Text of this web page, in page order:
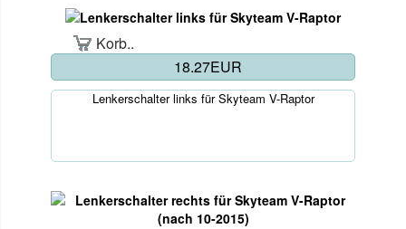
Korb..
18.27EUR
Lenkerschalter links für Skyteam V-Raptor